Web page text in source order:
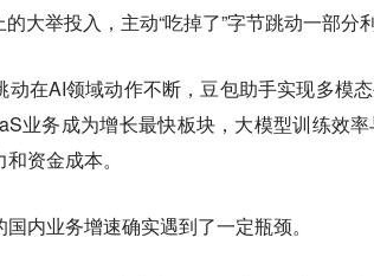
大举投入，主动“吃掉了”字节跳动一部分利
动在AI领域动作不断，豆包助手实现多模
业务成为增长最快板块，大模型训练效
资金成本。
内业务增速确实遇到了一定瓶颈。